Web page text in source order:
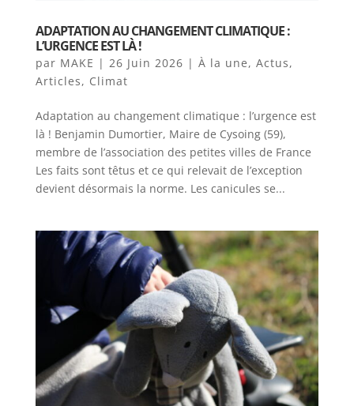
ADAPTATION AU CHANGEMENT CLIMATIQUE :
L’URGENCE EST LÀ !
par MAKE | 26 Juin 2026 | À la une, Actus,
Articles, Climat
Adaptation au changement climatique : l’urgence est
là ! Benjamin Dumortier, Maire de Cysoing (59),
membre de l’association des petites villes de France
Les faits sont têtus et ce qui relevait de l’exception
devient désormais la norme. Les canicules se...